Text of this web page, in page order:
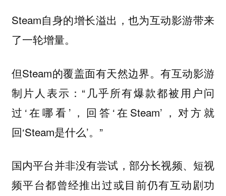
Steam自身的增长溢出，也为互动影游带来
了一轮增量。
但Steam的覆盖面有天然边界。有互动影游
制片人表示：“几乎所有爆款都被用户问
过‘在哪看’，回答‘在Steam’，对方就
回‘Steam是什么’。”
国内平台并非没有尝试，部分长视频、短视
频平台都曾经推出过或目前仍有互动剧功